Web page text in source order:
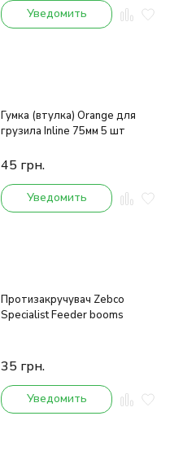
Уведомить
Гумка (втулка) Orange для
грузила Inline 75мм 5 шт
45 грн.
Уведомить
Протизакручувач Zebco
Specialist Feeder booms
35 грн.
Уведомить